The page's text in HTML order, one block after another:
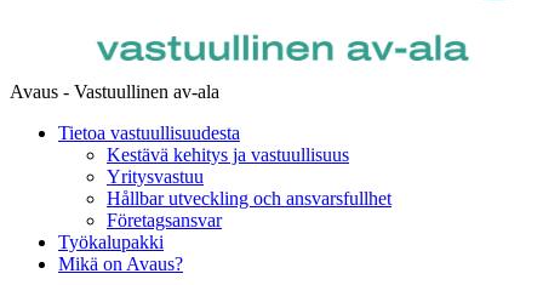
Avaus - Vastuullinen av-ala
Tietoa vastuullisuudesta
Kestävä kehitys ja vastuullisuus
Yritysvastuu
Hållbar utveckling och ansvarsfullhet
Företagsansvar
Työkalupakki
Mikä on Avaus?